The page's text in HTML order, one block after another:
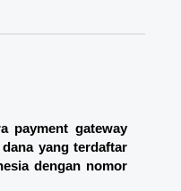
payment gateway
yang terdaftar
dengan nomor